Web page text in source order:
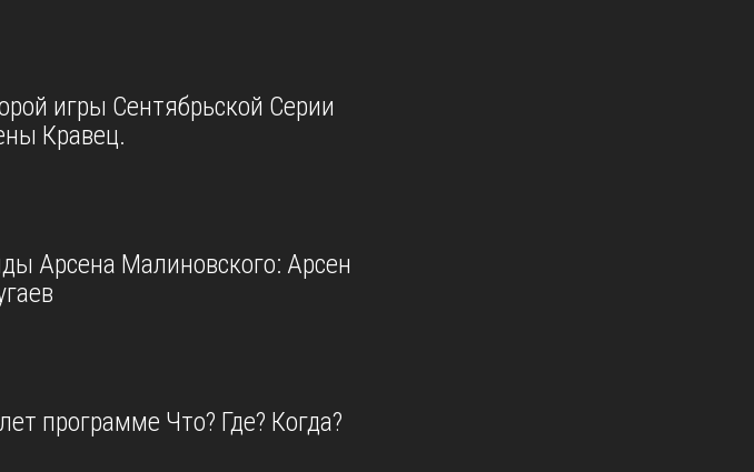
игры Сентябрьской Серии
Кравец.
Арсена Малиновского: Арсен
программе Что? Где? Когда?